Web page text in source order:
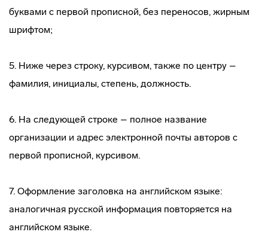
буквами с первой прописной, без переносов, жирным
шрифтом;
5. Ниже через строку, курсивом, также по центру –
фамилия, инициалы, степень, должность.
6. На следующей строке – полное название
организации и адрес электронной почты авторов с
первой прописной, курсивом.
7. Оформление заголовка на английском языке:
аналогичная русской информация повторяется на
английском языке.